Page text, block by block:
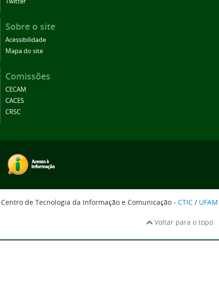
Sobre o site
Acessibilidade
Mapa do site
Comissões
CECAM
CACES
CRSC
Centro de Tecnologia da Informação e Comunicação - CTIC / UFAM
Voltar para o topo